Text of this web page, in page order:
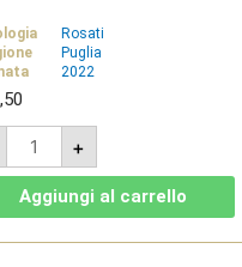
Rosati
Puglia
2022
Rosarò
2022
-
Negroamaro
Rosè
DOC
Salento
+
Aggiungi al carrello